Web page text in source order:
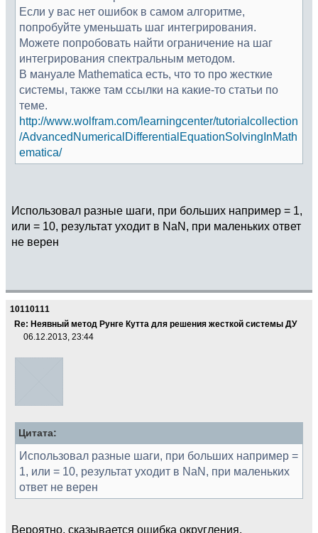
Если у вас нет ошибок в самом алгоритме,
попробуйте уменьшать шаг интегрирования.
Можете попробовать найти ограничение на шаг
интегрирования спектральным методом.
В мануале Mathematica есть, что то про жесткие
системы, также там ссылки на какие-то статьи по
теме.
http://www.wolfram.com/learningcenter/tutorialcollection
/AdvancedNumericalDifferentialEquationSolvingInMath
ematica/
Использовал разные шаги, при больших например = 1,
или = 10, результат уходит в NaN, при маленьких ответ
не верен
10110111
Re: Неявный метод Рунге Кутта для решения жесткой системы ДУ
06.12.2013, 23:44
Цитата:
Использовал разные шаги, при больших например =
1, или = 10, результат уходит в NaN, при маленьких
ответ не верен
Вероятно, сказывается ошибка округления.